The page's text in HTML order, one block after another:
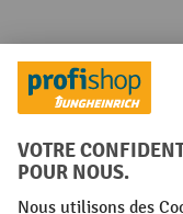
Langues
FR NL
Conditions générales